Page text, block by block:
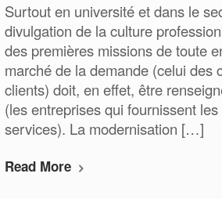
Surtout en université et dans le
divulgation de la culture
des premières missions de toute
marché de la demande (celui des
clients) doit, en effet, être
(les entreprises qui fournissent
services). La modernisation […]
Read More